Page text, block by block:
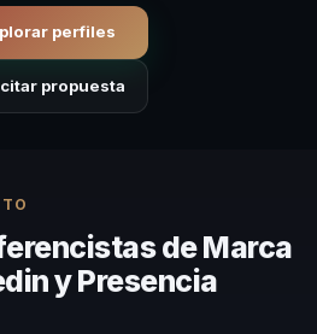
perfiles
propuesta
de Marca
y Presencia